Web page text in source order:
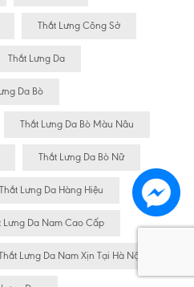
Thắt Lưng Công Sở
Thắt Lưng Da
Da Bò
Thắt Lưng Da Bò Màu Nâu
Thắt Lưng Da Bò Nữ
Thắt Lưng Da Hàng Hiệu
Lưng Da Nam Cao Cấp
Lưng Da Nam Xịn Tại Hà Nội